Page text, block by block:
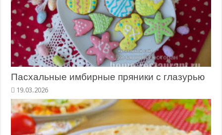
Пасхальные имбирные пряники с глазурью
19.03.2026